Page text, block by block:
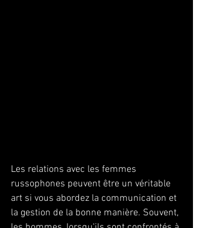
Les relations avec les femmes
russophones peuvent être un véritable
art si vous abordez la communication et
la gestion de la bonne manière. Souvent,